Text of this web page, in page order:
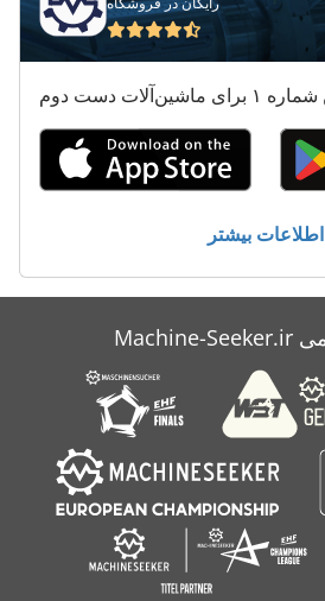
ماشین برش
ماشین حدود
ماشین سر
ماشین مشت
موضوع ماشین
میله ماشین
کمک ماشین
اطلاعات بیشتر